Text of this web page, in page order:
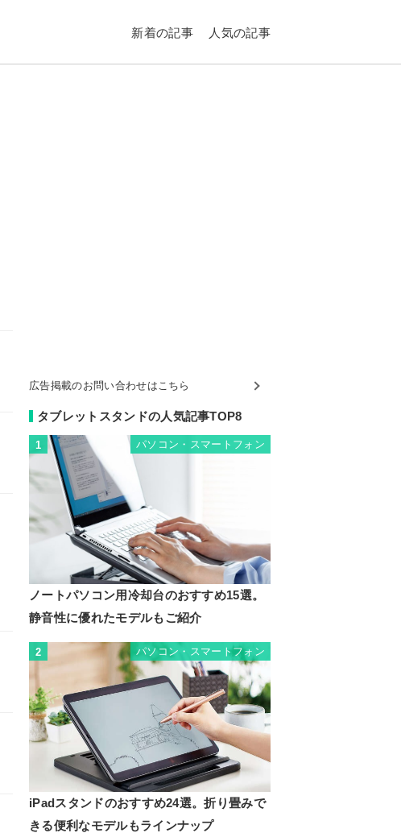
新着の記事 人気の記事
広告掲載のお問い合わせはこちら
タブレットスタンドの人気記事TOP8
1 パソコン・スマートフォン
ノートパソコン用冷却台のおすすめ15選。
静音性に優れたモデルもご紹介
2 パソコン・スマートフォン
iPadスタンドのおすすめ24選。折り畳みで
きる便利なモデルもラインナップ